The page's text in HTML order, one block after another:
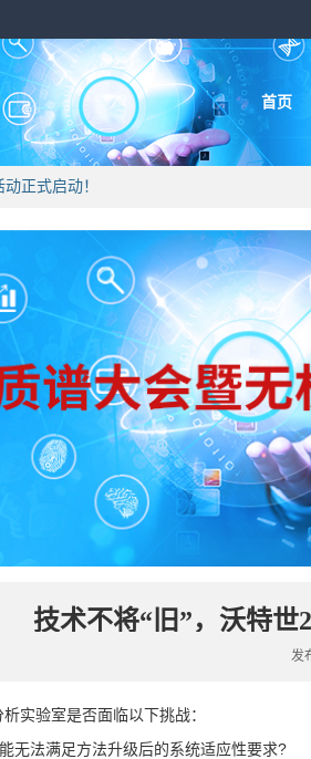
首页
正式启动！
技术不将“旧”，沃特世
发
实验室是否面临以下挑战：
无法满足方法升级后的系统适应性要求?